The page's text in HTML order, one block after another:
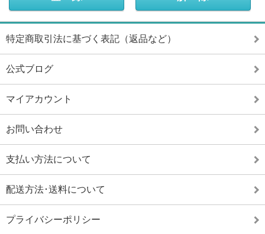
特定商取引法に基づく表記（返品など）
公式ブログ
マイアカウント
お問い合わせ
支払い方法について
配送方法･送料について
プライバシーポリシー